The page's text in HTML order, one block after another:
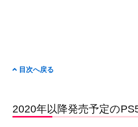
目次へ戻る
2020年以降発売予定の